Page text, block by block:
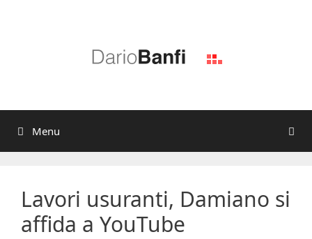
Menu
Lavori usuranti, Damiano si
affida a YouTube